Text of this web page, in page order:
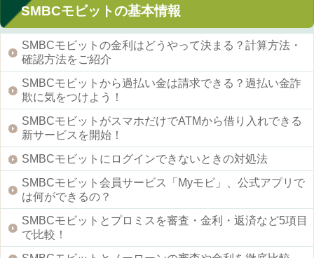
SMBCモビットの基本情報
SMBCモビットの金利はどうやって決まる？計算方法・
確認方法をご紹介
SMBCモビットから過払い金は請求できる？過払い金詐
欺に気をつけよう！
SMBCモビットがスマホだけでATMから借り入れできる
新サービスを開始！
SMBCモビットにログインできないときの対処法
SMBCモビット会員サービス「Myモビ」、公式アプリで
は何ができるの？
SMBCモビットとプロミスを審査・金利・返済など5項目
で比較！